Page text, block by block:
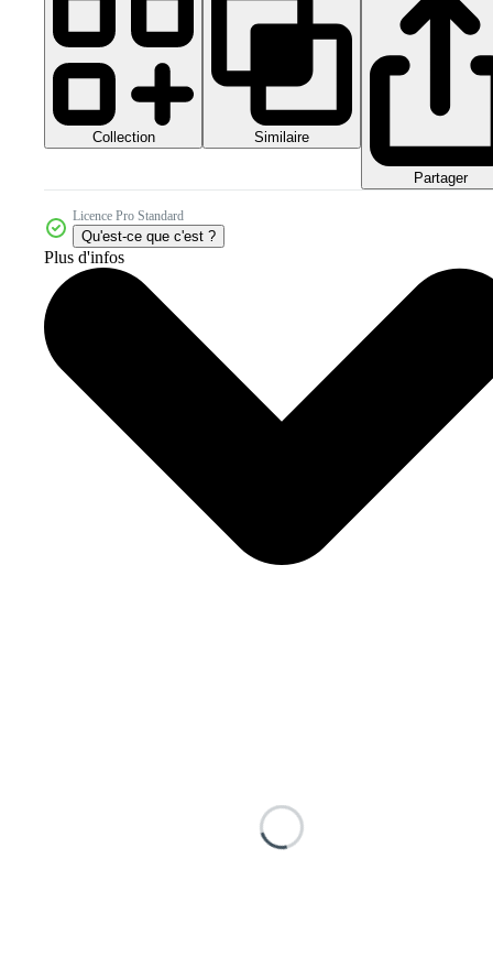
Collection Similaire
Partager
Licence Pro Standard
Qu'est-ce que c'est ?
Plus d'infos